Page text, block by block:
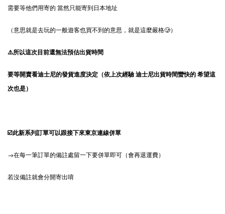
需要等他們用寄的 當然只能寄到日本地址
（意思就是去玩的一般遊客也買不到的意思，就是這麼嚴格🥲）
⚠️所以這次目前還無法預估出貨時間
要等開賣看迪士尼的發貨進度決定（依上次經驗 迪士尼出貨時間蠻快的 希望這
次也是）
☑️此新系列訂單可以跟接下來東京連線併單
→在每一筆訂單的備註處留一下要併單即可（會再退運費）
若沒備註就會分開寄出唷